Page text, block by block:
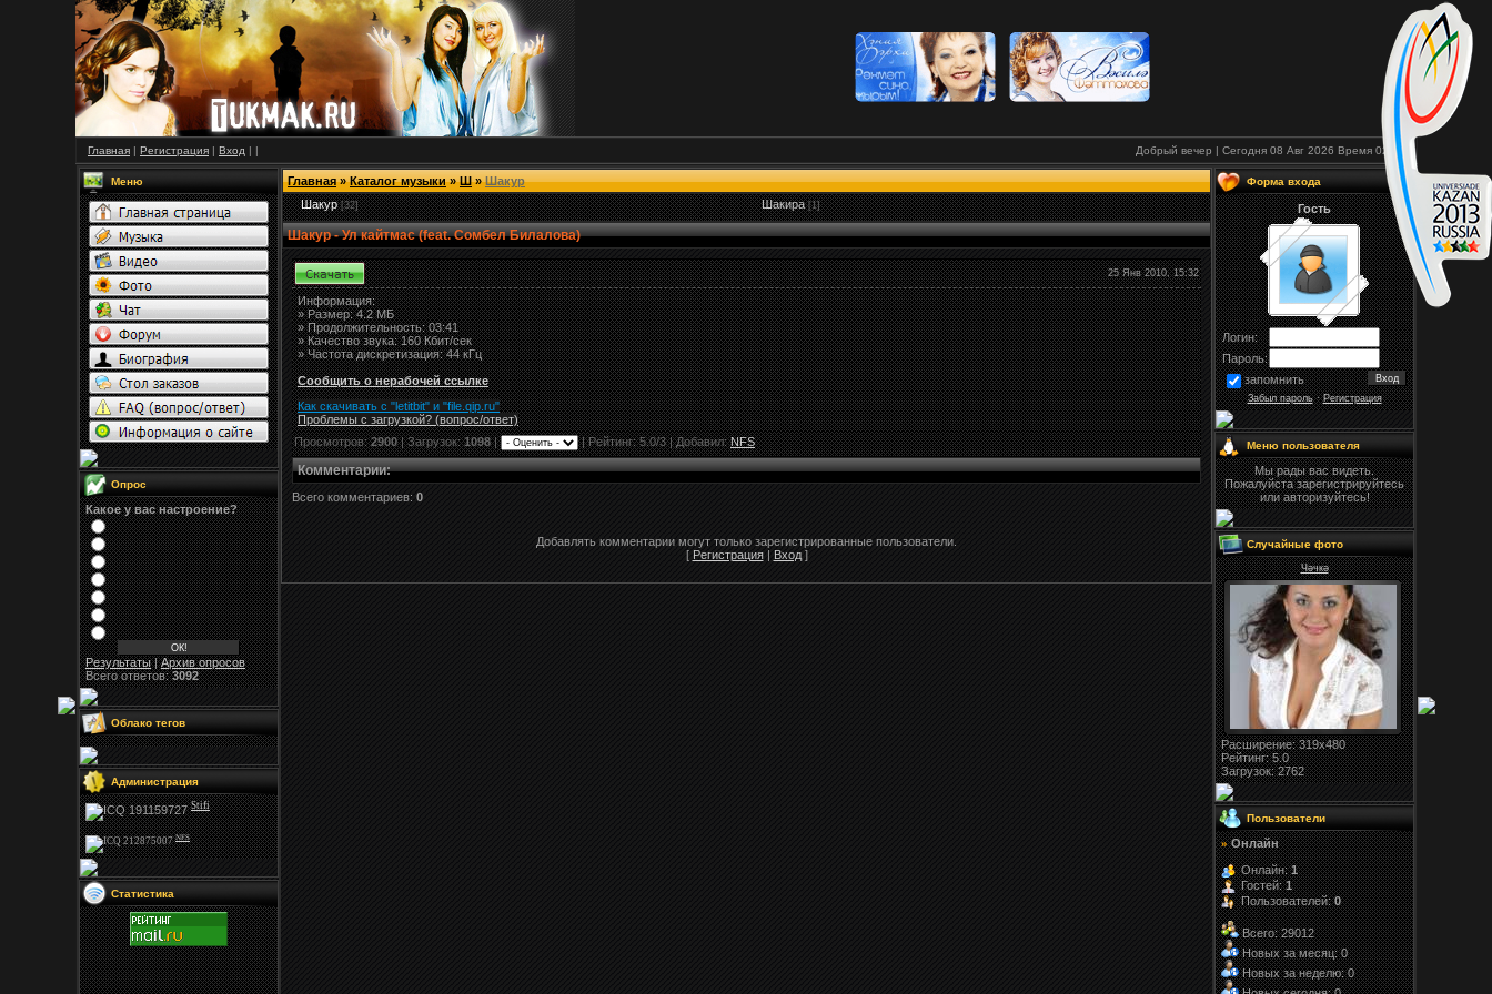
Главная | Регистрация | Вход | | Добрый вечер | Сегодня 08 Авг 2026 Время 02:37
Меню
Опрос
Какое у вас настроение?
Результаты|Архив опросов
Всего ответов:3092
Облако тегов
Администрация
Stifi
NFS
Статистика
Главная»Каталог музыки»Ш» Шакур
Шакур [32] Шакира [1]
Шакур - Ул кайтмас (feat. Сомбел Билалова)
25 Янв 2010, 15:32
Информация:
»Размер:4.2 МБ
» Продолжительность: 03:41
» Качество звука: 160 Кбит/сек
» Частота дискретизация: 44 кГц
Сообщить о нерабочей ссылке
Как скачивать с "letitbit" и "file.qip.ru"
Проблемы с загрузкой? (вопрос/ответ)
Просмотров:2900| Загрузок:1098| |Рейтинг:5.0/3 | Добавил:NFS
Комментарии:
Всего комментариев: 0
Добавлять комментарии могут только зарегистрированные пользователи.
[ Регистрация| Вход]
Форма входа
Гость
Логин:
Пароль:
запомнить
Забыл пароль·Регистрация
Меню пользователя
Мы рады вас видеть.
Пожалуйста зарегистрируйтесь
или авторизуйтесь!
Случайные фото
Чәчкә
Расширение: 319x480
Рейтинг:5.0
Загрузок: 2762
Пользователи
» Онлайн
Онлайн:1
Гостей:1
Пользователей:0
Всего: 29012
Новых за месяц: 0
Новых за неделю: 0